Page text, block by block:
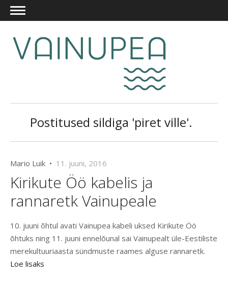
Postitused sildiga 'piret ville'.
Mario Luik • 11. juuni, 2016
Kirikute Öö kabelis ja
rannaretk Vainupeale
10. juuni õhtul avati Vainupea kabeli uksed Kirikute Öö
õhtuks ning 11. juuni ennelõunal sai Vainupealt üle-Eestiliste
merekultuuriaasta sündmuste raames alguse rannaretk.
Loe lisaks